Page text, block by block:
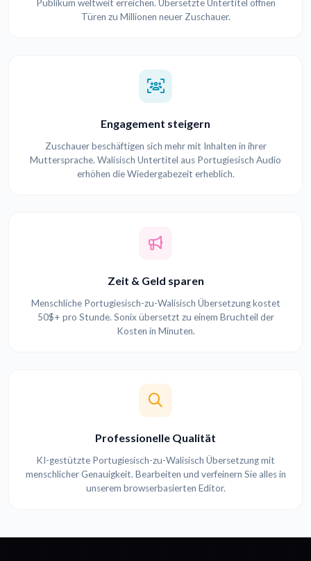
Publikum weltweit erreichen. Übersetzte Untertitel öffnen
Türen zu Millionen neuer Zuschauer.
Engagement steigern
Zuschauer beschäftigen sich mehr mit Inhalten in ihrer
Muttersprache. Walisisch Untertitel aus Portugiesisch Audio
erhöhen die Wiedergabezeit erheblich.
Zeit & Geld sparen
Menschliche Portugiesisch-zu-Walisisch Übersetzung kostet
50$+ pro Stunde. Sonix übersetzt zu einem Bruchteil der
Kosten in Minuten.
Professionelle Qualität
KI-gestützte Portugiesisch-zu-Walisisch Übersetzung mit
menschlicher Genauigkeit. Bearbeiten und verfeinern Sie alles in
unserem browserbasierten Editor.